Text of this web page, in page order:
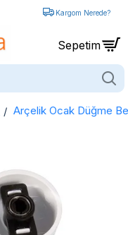
Kargom Nerede?
Arçelik Ocak Düğme